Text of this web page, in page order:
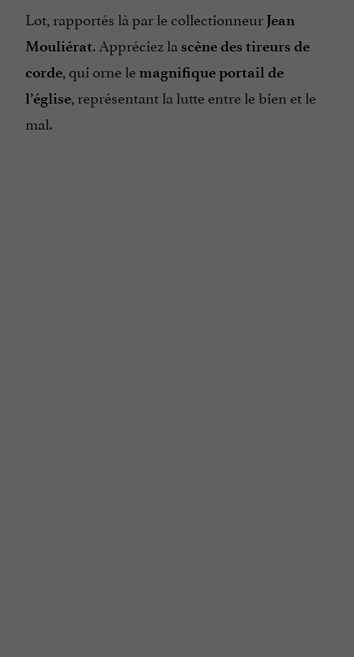
Lot, rapportés là par le collectionneur Jean
Mouliérat. Appréciez la scène des tireurs de
corde, qui orne le magnifique portail de
l’église, représentant la lutte entre le bien et le
mal.